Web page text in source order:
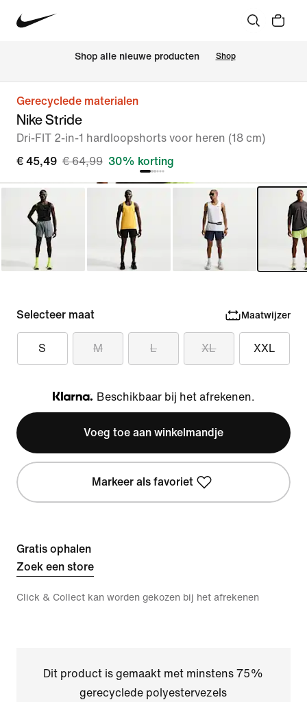
Shop alle nieuwe producten Shop
Gerecyclede materialen
Nike Stride
Dri-FIT 2-in-1 hardloopshorts voor heren (18 cm)
€ 45,49 € 64,99 30% korting
Selecteer maat Maatwijzer
S M L XL XXL
Klarna
Beschikbaar bij het afrekenen.
Voeg toe aan winkelmandje
Markeer als favoriet
Gratis ophalen
Zoek een store
Click & Collect kan worden gekozen bij het afrekenen
Dit product is gemaakt met minstens 75%
gerecyclede polyestervezels